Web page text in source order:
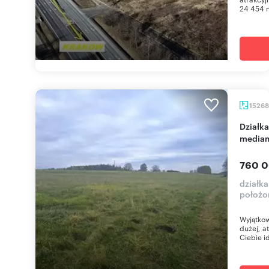
24 454
Działka 15 268 m² z warunkami zabudowy i
760
dużej,
Ciebie